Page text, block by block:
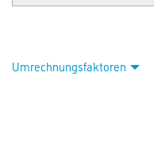
Umrechnungsfaktoren